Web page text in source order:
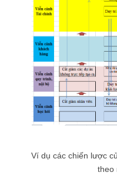
Ví dụ các chiến lược
theo